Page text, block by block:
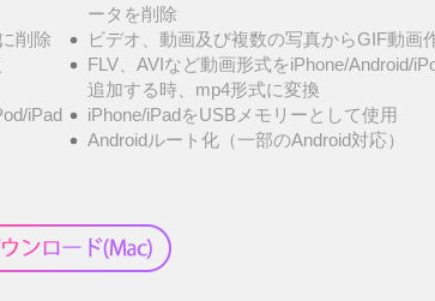
ータを削除
削除
ビデオ、動画及び複数の写真からGIF動画
FLV、AVIなど動画形式をiPhone/Android/
追加する時、mp4形式に変換
iPad
iPhone/iPadをUSBメモリーとして使用
Androidルート化（一部のAndroid対応）